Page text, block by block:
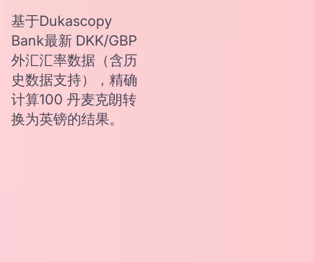
基于Dukascopy
Bank最新 DKK/GBP
外汇汇率数据（含历
史数据支持），精确
计算100 丹麦克朗转
换为英镑的结果。